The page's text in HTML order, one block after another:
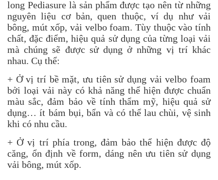
long Pediasurelà sản phẩm được tạo nên từ những
nguyên liệu cơ bản, quen thuộc, ví dụ như vải
bông, mút xốp, vải velbo foam. Tùy thuộc vào tính
chất, đặc điểm, hiệu quả sử dụng của từng loại vải
mà chúng sẽ được sử dụng ở những vị trí khác
nhau. Cụ thể:
+ Ở vị trí bề mặt, ưu tiên sử dụng vải velbo foam
bởi loại vải này có khả năng thể hiện được chuẩn
màu sắc, đảm bảo về tính thẩm mỹ, hiệu quả sử
dụng… ít bám bụi, bẩn và có thể lau chùi, vệ sinh
khi có nhu cầu.
+ Ở vị trí phía trong, đảm bảo thể hiện được độ
căng, ổn định về form, dáng nên ưu tiên sử dụng
vải bông, mút xốp.